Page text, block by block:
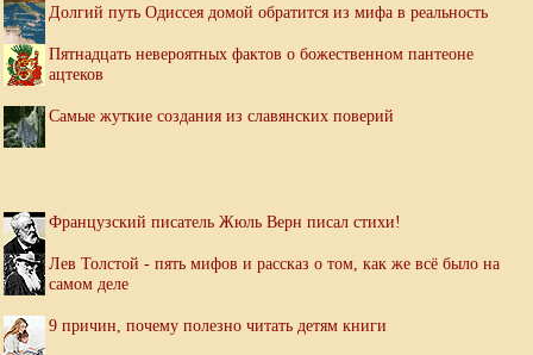
Долгий путь Одиссея домой обратится из мифа в реальность
Пятнадцать невероятных фактов о божественном пантеоне
ацтеков
Самые жуткие создания из славянских поверий
Французский писатель Жюль Верн писал стихи!
Лев Толстой - пять мифов и рассказ о том, как же всё было на
самом деле
9 причин, почему полезно читать детям книги